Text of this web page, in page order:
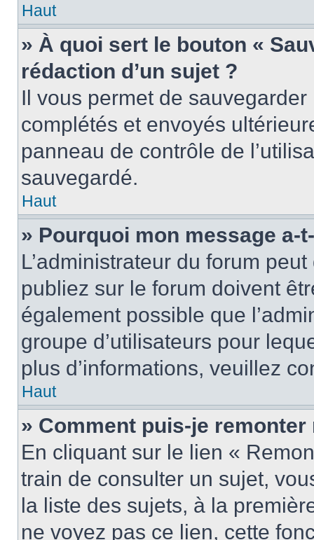
Haut
» À quoi sert le bouton «
rédaction d’un sujet ?
Il vous permet de
complétés et envoyés
panneau de contrôle de
sauvegardé.
Haut
» Pourquoi mon message a-
L’administrateur du forum
publiez sur le forum doivent
également possible que
groupe d’utilisateurs pour
plus d’informations, veuillez
Haut
» Comment puis-je
En cliquant sur le lien «
train de consulter un sujet,
la liste des sujets, à la
ne voyez pas ce lien, cette